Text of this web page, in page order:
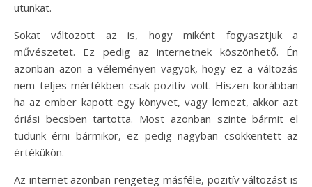
utunkat.
Sokat változott az is, hogy miként fogyasztjuk a
művészetet. Ez pedig az internetnek köszönhető. Én
azonban azon a véleményen vagyok, hogy ez a változás
nem teljes mértékben csak pozitív volt. Hiszen korábban
ha az ember kapott egy könyvet, vagy lemezt, akkor azt
óriási becsben tartotta. Most azonban szinte bármit el
tudunk érni bármikor, ez pedig nagyban csökkentett az
értékükön.
Az internet azonban rengeteg másféle, pozitív változást is